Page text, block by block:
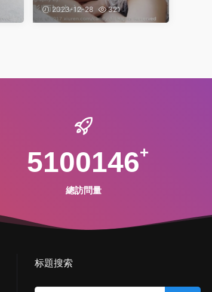
2023-12-28 321
5100146
總訪問量
标題搜索